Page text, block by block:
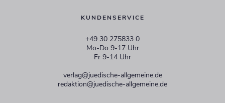
KUNDENSERVICE
+49 30 275833 0
Mo-Do 9-17 Uhr
Fr 9-14 Uhr
verlag@juedische-allgemeine.de
redaktion@juedische-allgemeine.de